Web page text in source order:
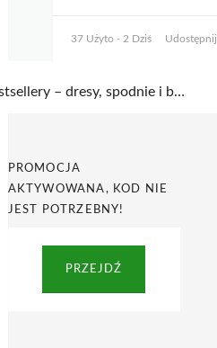
37 Użyto - 2 Dziś Udostępnij
Bestsellery – dresy, spodnie i bluzy w Mother Earth
PROMOCJA
AKTYWOWANA, KOD NIE
JEST POTRZEBNY!
PRZEJDŹ